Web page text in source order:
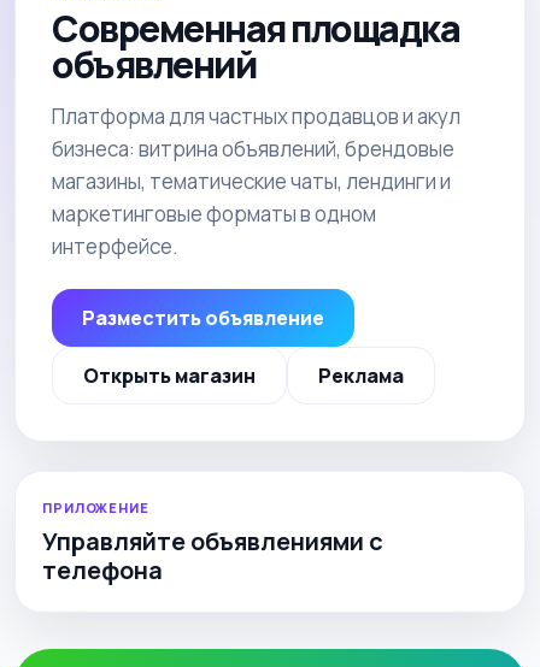
Современная площадка
объявлений
Платформа для частных продавцов и акул
бизнеса: витрина объявлений, брендовые
магазины, тематические чаты, лендинги и
маркетинговые форматы в одном
интерфейсе.
Разместить объявление
Открыть магазин Реклама
ПРИЛОЖЕНИЕ
Управляйте объявлениями с
телефона